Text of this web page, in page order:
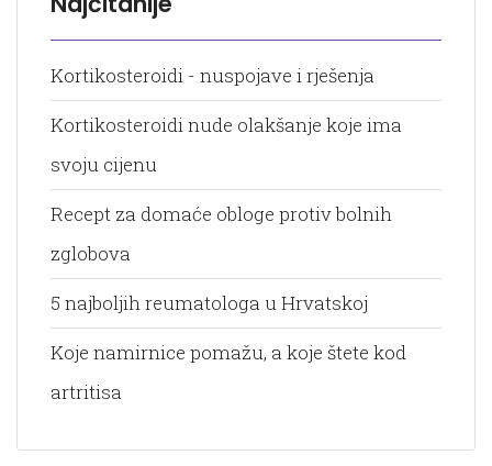
Kortikosteroidi - nuspojave i rješenja
Kortikosteroidi nude olakšanje koje ima
svoju cijenu
Recept za domaće obloge protiv bolnih
zglobova
5 najboljih reumatologa u Hrvatskoj
Koje namirnice pomažu, a koje štete kod
artritisa